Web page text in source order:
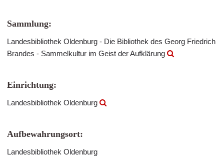
Sammlung:
Landesbibliothek Oldenburg - Die Bibliothek des Georg Friedrich
Brandes - Sammelkultur im Geist der Aufklärung
Einrichtung:
Landesbibliothek Oldenburg
Aufbewahrungsort:
Landesbibliothek Oldenburg